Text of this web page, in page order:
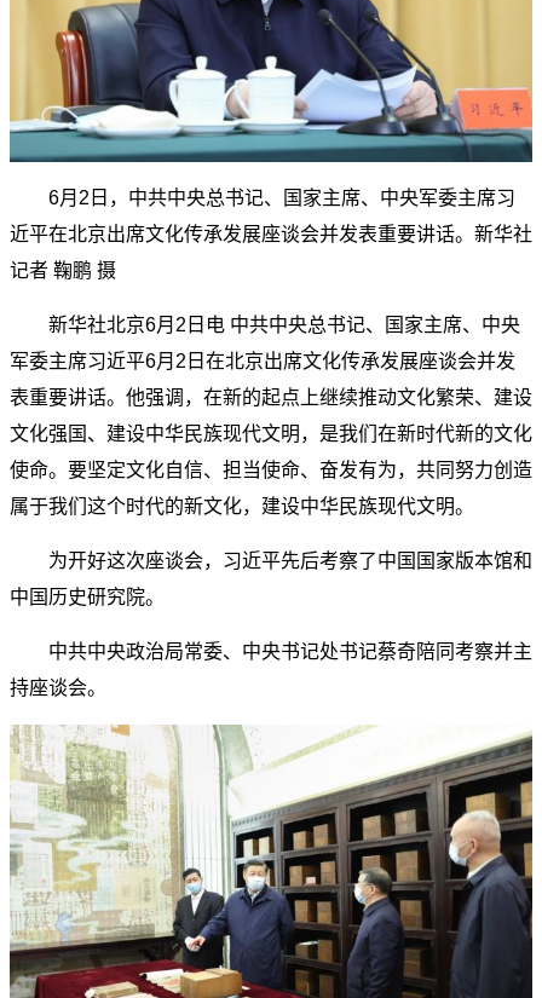
6月2日，中共中央总书记、国家主席、中央军委主席习
近平在北京出席文化传承发展座谈会并发表重要讲话。新华社
记者 鞠鹏 摄
新华社北京6月2日电 中共中央总书记、国家主席、中央
军委主席习近平6月2日在北京出席文化传承发展座谈会并发
表重要讲话。他强调，在新的起点上继续推动文化繁荣、建设
文化强国、建设中华民族现代文明，是我们在新时代新的文化
使命。要坚定文化自信、担当使命、奋发有为，共同努力创造
属于我们这个时代的新文化，建设中华民族现代文明。
为开好这次座谈会，习近平先后考察了中国国家版本馆和
中国历史研究院。
中共中央政治局常委、中央书记处书记蔡奇陪同考察并主
持座谈会。